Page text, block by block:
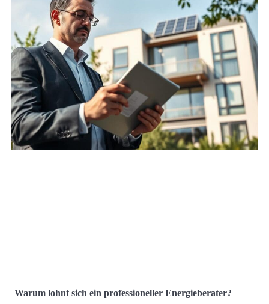
Warum lohnt sich ein professioneller Energieberater?